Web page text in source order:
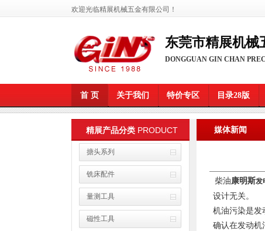
欢迎光临精展机械五金有限公司 ！
东莞市精展机械
DONGGUAN GIN CHAN
首 页 关于我们 特价专区 目录28版
精展产品分类 PRODUCT
搪头系列
铣床配件
量测工具
磁性工具
媒体新闻
柴油康明斯发
设计无关。
机油污染是
确认在发动